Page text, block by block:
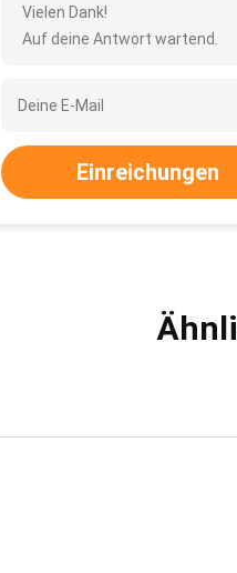
Vielen Dank!
Auf deine Antwort wartend.
Einreichungen